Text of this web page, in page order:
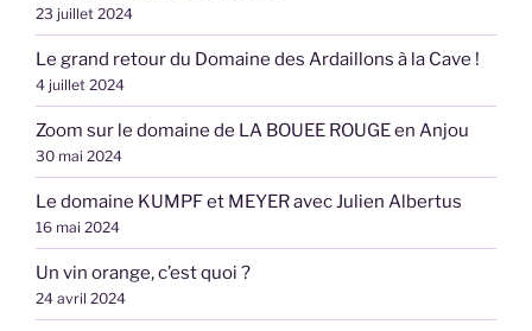
23 juillet 2024
Le grand retour du Domaine des Ardaillons à la Cave !
4 juillet 2024
Zoom sur le domaine de LA BOUEE ROUGE en Anjou
30 mai 2024
Le domaine KUMPF et MEYER avec Julien Albertus
16 mai 2024
Un vin orange, c’est quoi ?
24 avril 2024